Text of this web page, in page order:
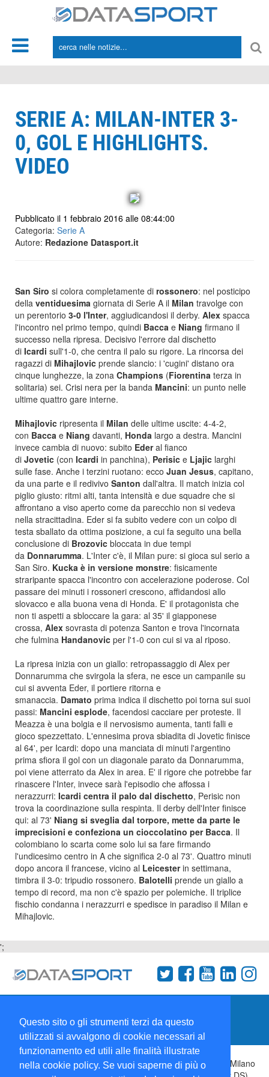
Questo sito o gli strumenti terzi da questo
utilizzati si avvalgono di cookie necessari al
funzionamento ed utili alle finalità illustrate
nella cookie policy. Se vuoi saperne di più o
SERIE A: MILAN-INTER 3-
0, GOL E HIGHLIGHTS.
VIDEO
Pubblicato il 1 febbraio 2016 alle 08:44:00
Categoria: Serie A
Autore: Redazione Datasport.it
San Siro si colora completamente di rossonero: nel posticipo
della ventiduesima giornata di Serie A il Milan travolge con
un perentorio 3-0 l'Inter, aggiudicandosi il derby. Alex spacca
l'incontro nel primo tempo, quindi Bacca e Niang firmano il
successo nella ripresa. Decisivo l'errore dal dischetto
di Icardi sull'1-0, che centra il palo su rigore. La rincorsa dei
ragazzi di Mihajlovic prende slancio: i 'cugini' distano ora
cinque lunghezze, la zona Champions (Fiorentina terza in
solitaria) sei. Crisi nera per la banda Mancini: un punto nelle
ultime quattro gare interne.
Mihajlovic ripresenta il Milan delle ultime uscite: 4-4-2,
con Bacca e Niang davanti, Honda largo a destra. Mancini
invece cambia di nuovo: subito Ederal fianco
di Jovetic (con Icardi in panchina), Perisic e Ljajic larghi
sulle fase. Anche i terzini ruotano: ecco Juan Jesus, capitano,
da una parte e il redivivo Santon dall'altra. Il match inizia col
piglio giusto: ritmi alti, tanta intensità e due squadre che si
affrontano a viso aperto come da parecchio non si vedeva
nella stracittadina. Eder si fa subito vedere con un colpo di
testa sballato da ottima posizione, a cui fa seguito una bella
conclusione di Brozovic bloccata in due tempi
da Donnarumma. L'Inter c'è, il Milan pure: si gioca sul serio a
San Siro. Kucka è in versione monstre: fisicamente
straripante spacca l'incontro con accelerazione poderose. Col
passare dei minuti i rossoneri crescono, affidandosi allo
slovacco e alla buona vena di Honda. E' il protagonista che
non ti aspetti a sbloccare la gara: al 35' il giapponese
crossa, Alex sovrasta di potenza Santon e trova l'incornata
che fulmina Handanovic per l'1-0 con cui si va al riposo.
La ripresa inizia con un giallo: retropassaggio di Alex per
Donnarumma che svirgola la sfera, ne esce un campanile su
cui si avventa Eder, il portiere ritorna e
smanaccia. Damato prima indica il dischetto poi torna sui suoi
passi: Mancini esplode, facendosi cacciare per proteste. Il
Meazza è una bolgia e il nervosismo aumenta, tanti falli e
gioco spezzettato. L'ennesima prova sbiadita di Jovetic finisce
al 64', per Icardi: dopo una manciata di minuti l'argentino
prima sfiora il gol con un diagonale parato da Donnarumma,
poi viene atterrato da Alex in area. E' il rigore che potrebbe far
rinascere l'Inter, invece sarà l'episodio che affossa i
nerazzurri: Icardi centra il palo dal dischetto, Perisic non
trova la coordinazione sulla respinta. Il derby dell'Inter finisce
qui: al 73' Niang si sveglia dal torpore, mette da parte le
imprecisioni e confeziona un cioccolatino per Bacca. Il
colombiano lo scarta come solo lui sa fare firmando
l'undicesimo centro in A che significa 2-0 al 73'. Quattro minuti
dopo ancora il francese, vicino al Leicesterin settimana,
timbra il 3-0: tripudio rossonero. Balotelli prende un giallo a
tempo di record, ma non c'è spazio per polemiche. Il triplice
fischio condanna i nerazzurri e spedisce in paradiso il Milan e
Mihajlovic.
';
Collabora con noi
Copyright 1995-2026 © Wise Srl Via Palmanova 8 20132 Milano